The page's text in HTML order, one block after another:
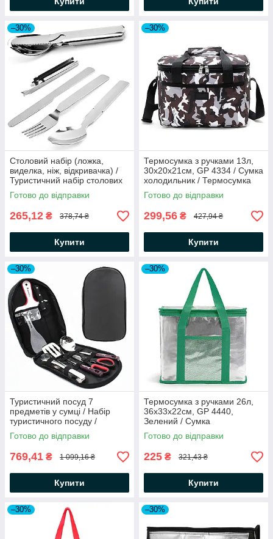
–30%
Столовий набір (ложка,
виделка, ніж, відкривачка) /
Туристичний набір столових
приборів
Готово до відправки
265,12 ₴ 378,74 ₴
Купити
–30%
Термосумка з ручками 13л,
30х20х21см, GP 4334 / Сумка
холодильник / Термосумка
для їжі та напоїв
Готово до відправки
299,56 ₴ 427,94 ₴
Купити
–30%
Туристичний посуд 7
предметів у сумці / Набір
туристичного посуду /
Кухонне приладдя для
кемпінгу
Готово до відправки
769,41 ₴ 1 099,16 ₴
Купити
–30%
Термосумка з ручками 26л,
36x33x22см, GP 4440,
Зелений / Сумка
холодильник / Сумка термос /
Термосумка для їжі
Готово до відправки
225 ₴ 321,43 ₴
Купити
–30% –30%